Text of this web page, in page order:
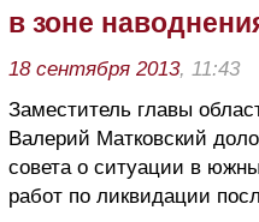
в зоне
18 сентября 2013, 11:43
Заместитель главы
Валерий Матковский
совета о ситуации в
работ по ликвидации